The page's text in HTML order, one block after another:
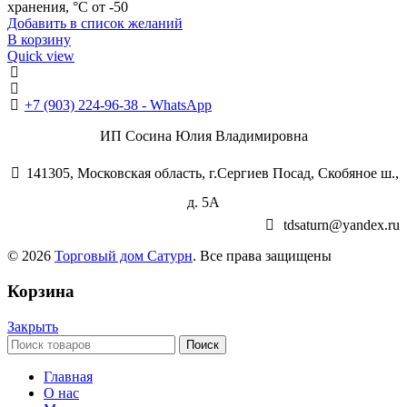
хранения, °С от -50
Добавить в список желаний
В корзину
Quick view
+7 (903) 224-96-38 - WhatsApp
ИП Сосина Юлия Владимировна
141305, Московская область, г.Сергиев Посад, Скобяное ш.,
д. 5А
tdsaturn@yandex.ru
© 2026 Торговый дом Сатурн. Все права защищены
Корзина
Закрыть
Поиск
Главная
О нас